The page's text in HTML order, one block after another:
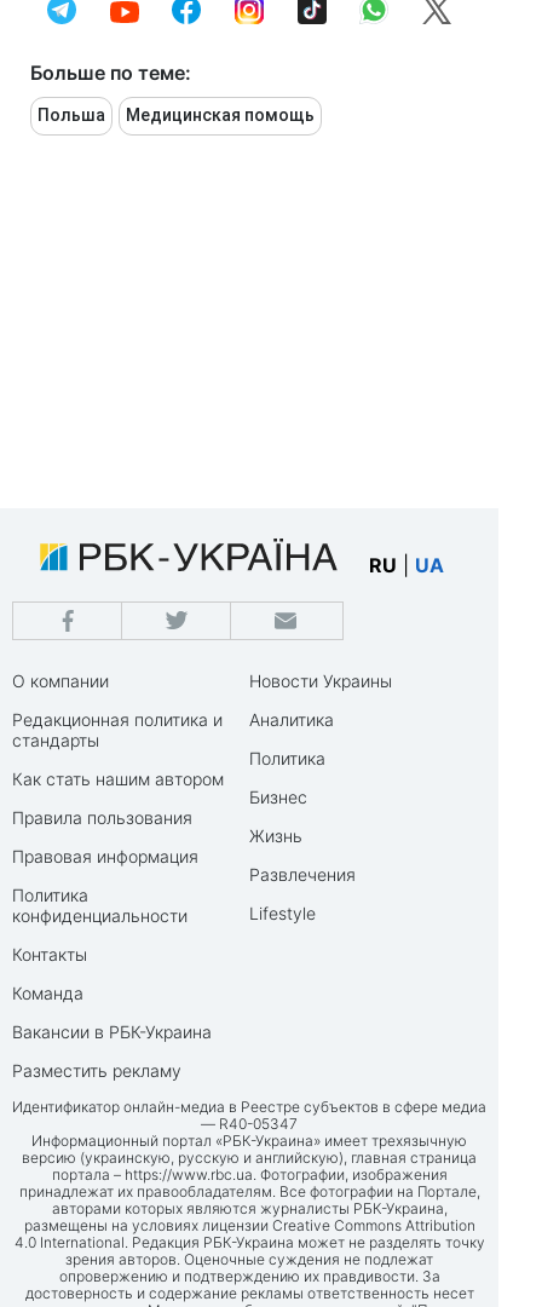
Больше по теме:
Польша Медицинская помощь
RU UA
О компании
Редакционная политика и
стандарты
Как стать нашим автором
Правила пользования
Правовая информация
Политика
конфиденциальности
Контакты
Команда
Вакансии в РБК-Украина
Разместить рекламу
Новости Украины
Аналитика
Политика
Бизнес
Жизнь
Развлечения
Lifestyle
Идентификатор онлайн-медиа в Реестре субъектов в сфере медиа
— R40-05347
Информационный портал «РБК-Украина» имеет трехязычную
версию (украинскую, русскую и английскую), главная страница
портала – https://www.rbc.ua . Фотографии, изображения
принадлежат их правообладателям. Все фотографии на Портале,
авторами которых являются журналисты РБК-Украина,
размещены на условиях лицензии Creative Commons Attribution
4.0 International. Редакция РБК-Украина может не разделять точку
зрения авторов. Оценочные суждения не подлежат
опровержению и подтверждению их правдивости. За
достоверность и содержание рекламы ответственность несет